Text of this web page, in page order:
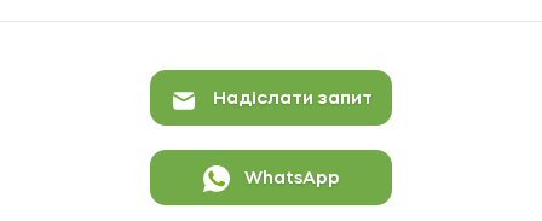
Надіслати запит
WhatsApp